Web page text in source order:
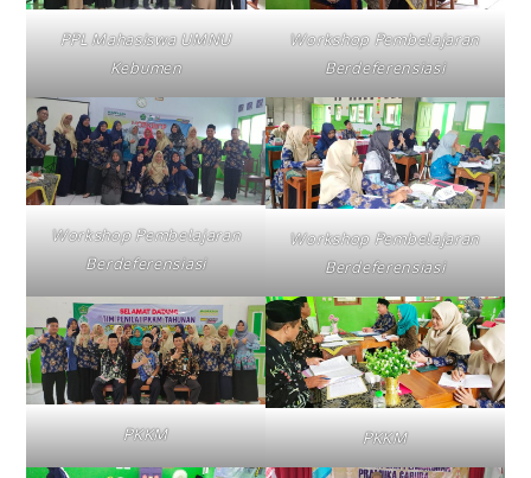
PPL Mahasiswa UMNU
Kebumen
Workshop Pembelajaran
Berdeferensiasi
Workshop Pembelajaran
Berdeferensiasi
Workshop Pembelajaran
Berdeferensiasi
PKKM PKKM